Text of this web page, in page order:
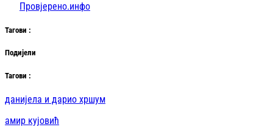
Провјерено.инфо
Тагови :
Подијели
Тагови :
данијела и дарио хршум
амир кујовић